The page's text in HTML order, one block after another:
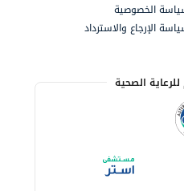
الخصوصية
الإرجاع والاسترداد
الصحية